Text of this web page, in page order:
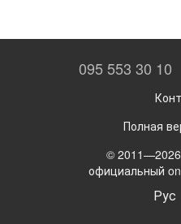
095 553 30 10
Полная
©
официальный
Рус